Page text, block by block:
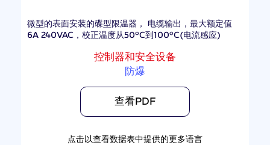
微型的表面安装的碟型限温器， 电缆输出，最大额定值
6A 240VAC，校正温度从50°C到100°C(电流感应)
控制器和安全设备
防爆
查看PDF
点击以查看数据表中提供的更多语言